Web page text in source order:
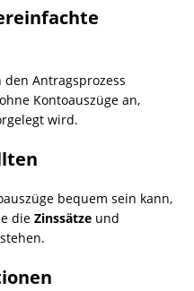
den Antragsprozess
Kontoauszüge an,
wird.
bequem sein kann,
die Zinssätze und